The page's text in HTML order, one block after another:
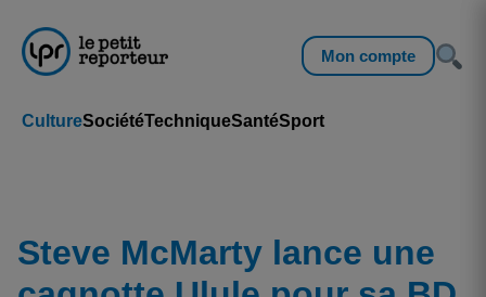
Mon compte
CultureSociétéTechniqueSantéSport
Steve McMarty lance une